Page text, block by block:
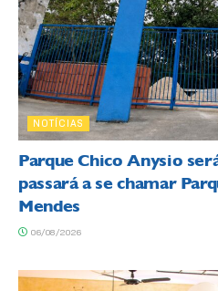
NOTÍCIAS
Parque Chico Anysio
passará a se chamar
Mendes
06/08/2026